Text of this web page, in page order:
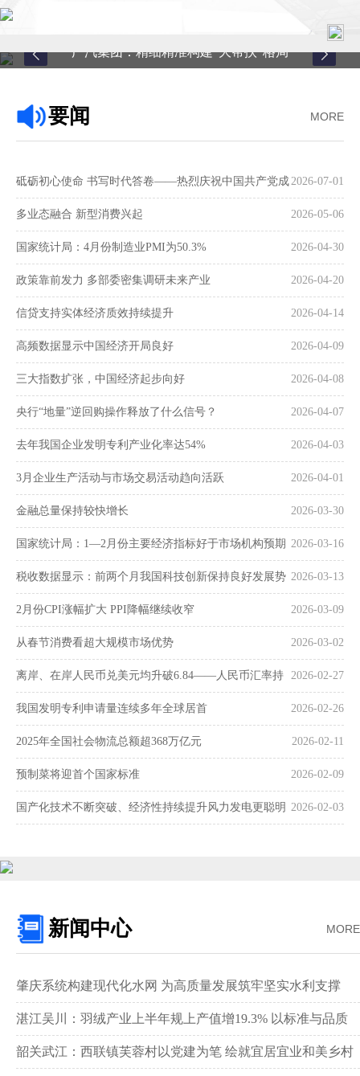
关于中心
县域服务
案例中心
联系我们
在线留言
广汽集团：精细精准构建“大帮扶”格局
MORE
要闻
2026-07-01
砥砺初心使命 书写时代答卷——热烈庆祝中国共产党成
立105周年 2026-05-06
多业态融合 新型消费兴起
2026-04-30
国家统计局：4月份制造业PMI为50.3%
2026-04-20
政策靠前发力 多部委密集调研未来产业
2026-04-14
信贷支持实体经济质效持续提升
2026-04-09
高频数据显示中国经济开局良好
2026-04-08
三大指数扩张，中国经济起步向好
2026-04-07
央行“地量”逆回购操作释放了什么信号？
2026-04-03
去年我国企业发明专利产业化率达54%
2026-04-01
3月企业生产活动与市场交易活动趋向活跃
2026-03-30
金融总量保持较快增长
2026-03-16
国家统计局：1—2月份主要经济指标好于市场机构预期
2026-03-13
税收数据显示：前两个月我国科技创新保持良好发展势
头 2026-03-09
2月份CPI涨幅扩大 PPI降幅继续收窄
2026-03-02
从春节消费看超大规模市场优势
2026-02-27
离岸、在岸人民币兑美元均升破6.84——人民币汇率持
续走强 2026-02-26
我国发明专利申请量连续多年全球居首
2026-02-11
2025年全国社会物流总额超368万亿元
2026-02-09
预制菜将迎首个国家标准
2026-02-03
国产化技术不断突破、经济性持续提升风力发电更聪明
MORE
新闻中心
肇庆系统构建现代化水网 为高质量发展筑牢坚实水利支撑‌
湛江吴川：羽绒产业上半年规上产值增19.3% 以标准与品质
领跑全国赛道‌
韶关武江：西联镇芙蓉村以党建为笔 绘就宜居宜业和美乡村